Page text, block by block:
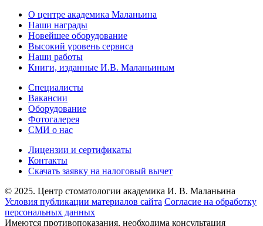
О центре академика Маланьина
Наши награды
Новейшее оборудование
Высокий уровень сервиса
Наши работы
Книги, изданные И.В. Маланьиным
Специалисты
Вакансии
Оборудование
Фотогалерея
СМИ о нас
Лицензии и сертификаты
Контакты
Скачать заявку на налоговый вычет
© 2025. Центр стоматологии академика И. В. Маланьина
Условия публикации материалов сайта Согласие на обработку
персональных данных
Имеются противопоказания, необходима консультация